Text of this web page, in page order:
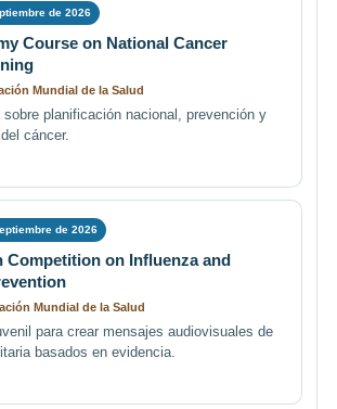
de 2026
Course on National Cancer
Mundial de la Salud
planificación nacional, prevención y
cáncer.
de 2026
Competition on Influenza and
Mundial de la Salud
para crear mensajes audiovisuales de
basados en evidencia.